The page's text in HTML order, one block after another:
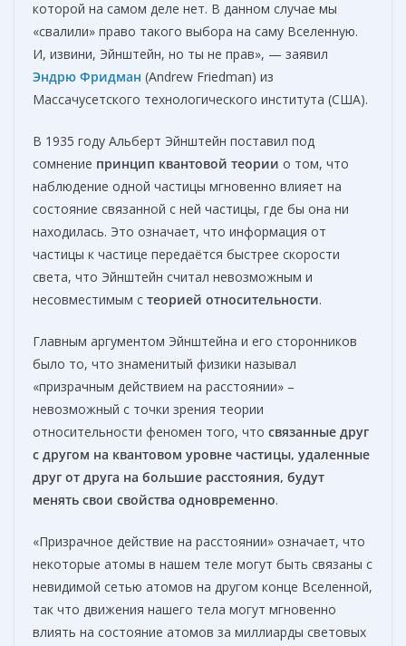
которой на самом деле нет. В данном случае мы
«свалили» право такого выбора на саму Вселенную.
И, извини, Эйнштейн, но ты не прав», — заявил
Эндрю Фридман (Andrew Friedman) из
Массачусетского технологического института (США).
В 1935 году Альберт Эйнштейн поставил под
сомнение принцип квантовой теории о том, что
наблюдение одной частицы мгновенно влияет на
состояние связанной с ней частицы, где бы она ни
находилась. Это означает, что информация от
частицы к частице передаётся быстрее скорости
света, что Эйнштейн считал невозможным и
несовместимым с теорией относительности.
Главным аргументом Эйнштейна и его сторонников
было то, что знаменитый физики называл
«призрачным действием на расстоянии» –
невозможный с точки зрения теории
относительности феномен того, что связанные друг
с другом на квантовом уровне частицы, удаленные
друг от друга на большие расстояния, будут
менять свои свойства одновременно.
«Призрачное действие на расстоянии» означает, что
некоторые атомы в нашем теле могут быть связаны с
невидимой сетью атомов на другом конце Вселенной,
так что движения нашего тела могут мгновенно
влиять на состояние атомов за миллиарды световых